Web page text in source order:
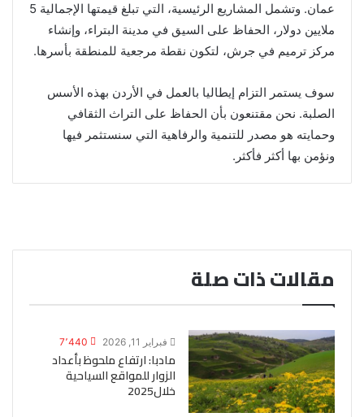
عمان. وتشمل المشاريع الرئيسية، التي تبلغ قيمتها الإجمالية 5
ملايين دولار، الحفاظ على السيق في مدينة البتراء، وإنشاء
مركز ترميم في جرش، لتكون نقطة مرجعية للمنطقة بأسرها.
سوف يستمر التزام إيطاليا بالعمل في الأردن بهذه الأسس
الصلبة. نحن مقتنعون بأن الحفاظ على التراث الثقافي
وحمايته هو مصدر للتنمية والرفاهية التي سنستثمر فيها
ونؤمن بها أكثر فأكثر.
مقالات ذات صلة
فبراير 11, 2026 7٬440
مادبا: ارتفاع ملحوظ بأعداد
الزوار للمواقع السياحية
خلال2025